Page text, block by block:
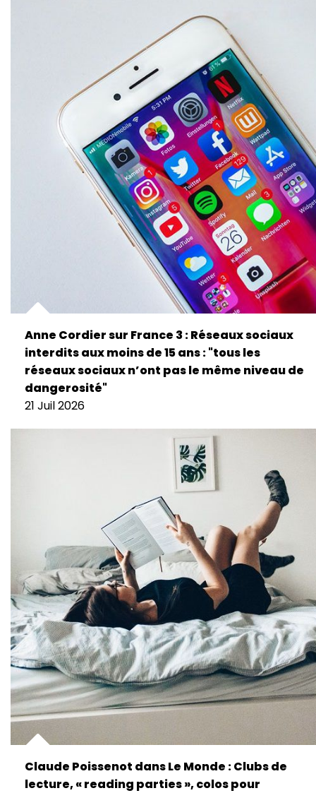
Anne Cordier sur France 3 : Réseaux sociaux
interdits aux moins de 15 ans : "tous les
réseaux sociaux n’ont pas le même niveau de
dangerosité"
21 Juil 2026
Claude Poissenot dans Le Monde : Clubs de
lecture, « reading parties », colos pour